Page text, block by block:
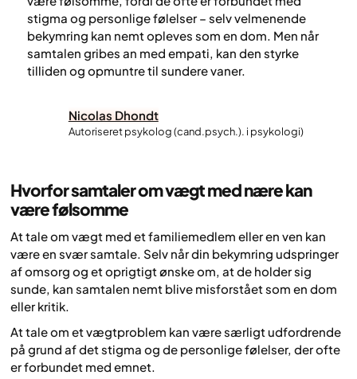
stigma og personlige følelser – selv velmenende
bekymring kan nemt opleves som en dom. Men når
samtalen gribes an med empati, kan den styrke
tilliden og opmuntre til sundere vaner.
Nicolas Dhondt
Autoriseret psykolog (cand.psych.). i psykologi)
Hvorfor samtaler om vægt med nære kan
være følsomme
At tale om vægt med et familiemedlem eller en ven kan
være en svær samtale. Selv når din bekymring udspringer
af omsorg og et oprigtigt ønske om, at de holder sig
sunde, kan samtalen nemt blive misforstået som en dom
eller kritik.
At tale om et vægtproblem kan være særligt udfordrende
på grund af det stigma og de personlige følelser, der ofte
er forbundet med emnet.